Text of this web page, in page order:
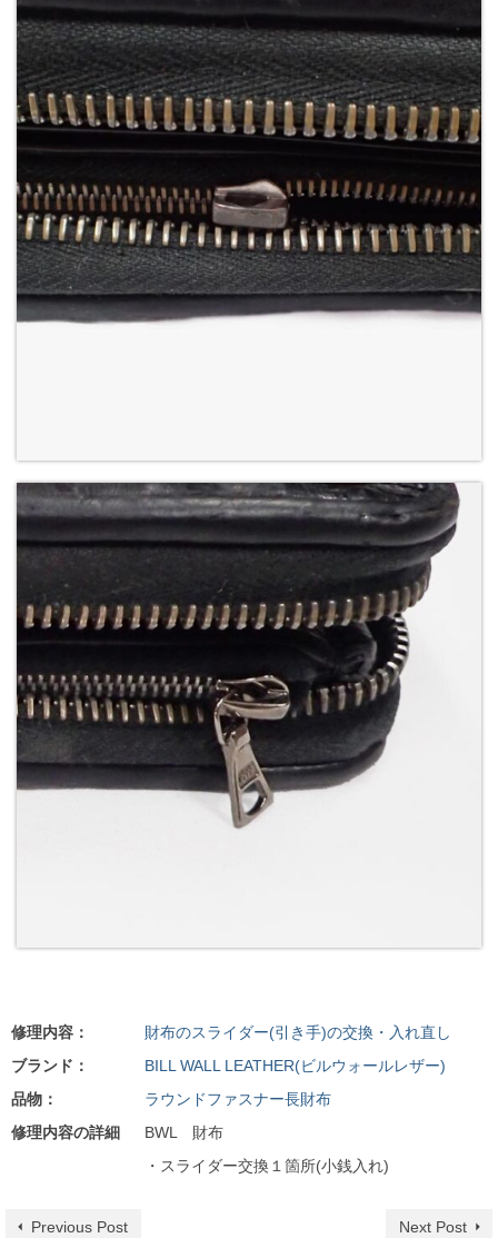
修理内容：
財布のスライダー(引き手)の交換・入れ直し
ブランド：
BILL WALL LEATHER(ビルウォールレザー)
品物：
ラウンドファスナー長財布
修理内容の詳細
BWL 財布
・スライダー交換１箇所(小銭入れ)
Previous Post Next Post